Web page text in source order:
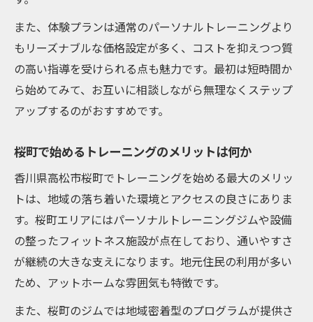
桜町エリアならではのトレーニング環境
パーソナルジム高松でペアを楽しむ方法
トレーニングが楽しくなる桜町の工夫とは
ペアトレーニングで得られる新たな発見
ペアトレーニングでコストを抑える方法
高松市ジムでお得にトレーニングするコツ
香川県トレーニングジム利用の経済的メリ
ット
パーソナルジム高松のペアプラン活用術
お得なトレーニングで健康を手に入れるポ
イント
続けやすさ重視のペアトレーニング体験談
また、体験プランは通常のパーソナルトレーニングより
もリーズナブルな価格設定が多く、コストを抑えつつ質
の高い指導を受けられる点も魅力です。最初は短時間か
ら始めてみて、お互いに相談しながら無理なくステップ
アップするのがおすすめです。
桜町で始めるトレーニングのメリットは何か
香川県高松市桜町でトレーニングを始める最大のメリッ
トは、地域の落ち着いた環境とアクセスの良さにありま
す。桜町エリアにはパーソナルトレーニングジムや設備
の整ったフィットネス施設が点在しており、通いやすさ
が継続の大きな支えになります。地元住民の利用が多い
ため、アットホームな雰囲気も特徴です。
また、桜町のジムでは地域密着型のプログラムが提供さ